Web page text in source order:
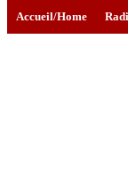
Accueil/Home